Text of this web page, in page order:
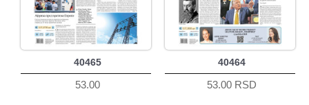
40465
53.00
40464
53.00 RSD